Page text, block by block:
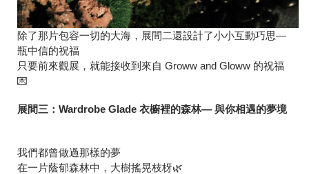
除了那片包容一切的大海，展間二還設計了小小互動巧思—
瓶中信的祝福
只要前來觀展，就能接收到來自 Groww and Gloww 的祝福
💌
展間三：Wardrobe Glade 衣櫥裡的森林— 與你相遇的夢境
我們都曾做過那樣的夢
在一片蔭郁森林中，大樹搖晃枝枒🌿